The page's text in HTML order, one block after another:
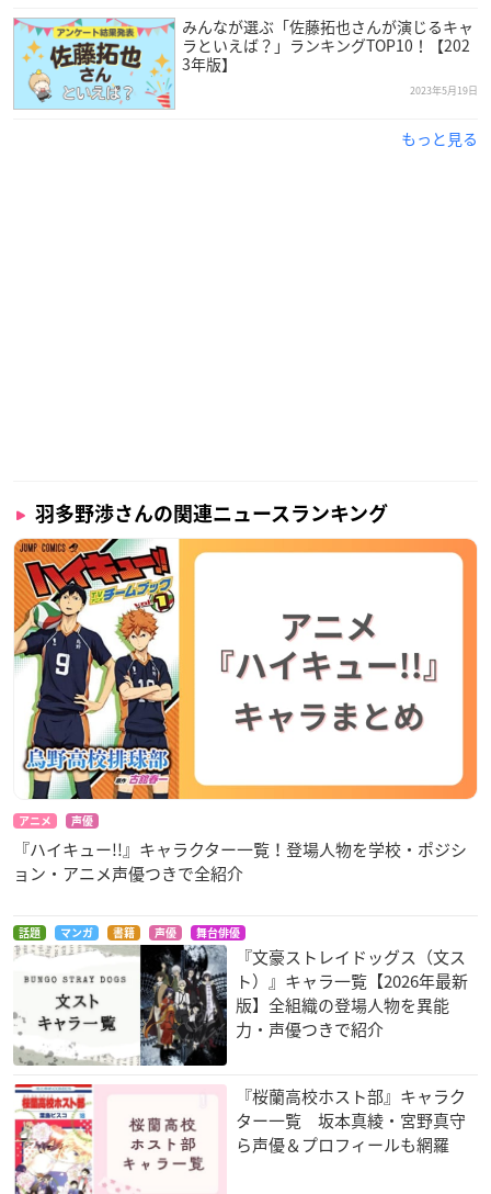
みんなが選ぶ「佐藤拓也さんが演じるキャ
ラといえば？」ランキングTOP10！【202
3年版】
2023年5月19日
もっと見る
羽多野渉さんの関連ニュースランキング
アニメ 声優
『ハイキュー!!』キャラクター一覧！登場人物を学校・ポジシ
ョン・アニメ声優つきで全紹介
話題 マンガ 書籍 声優 舞台俳優
『文豪ストレイドッグス（文ス
ト）』キャラ一覧【2026年最新
版】全組織の登場人物を異能
力・声優つきで紹介
『桜蘭高校ホスト部』キャラク
ター一覧 坂本真綾・宮野真守
ら声優＆プロフィールも網羅